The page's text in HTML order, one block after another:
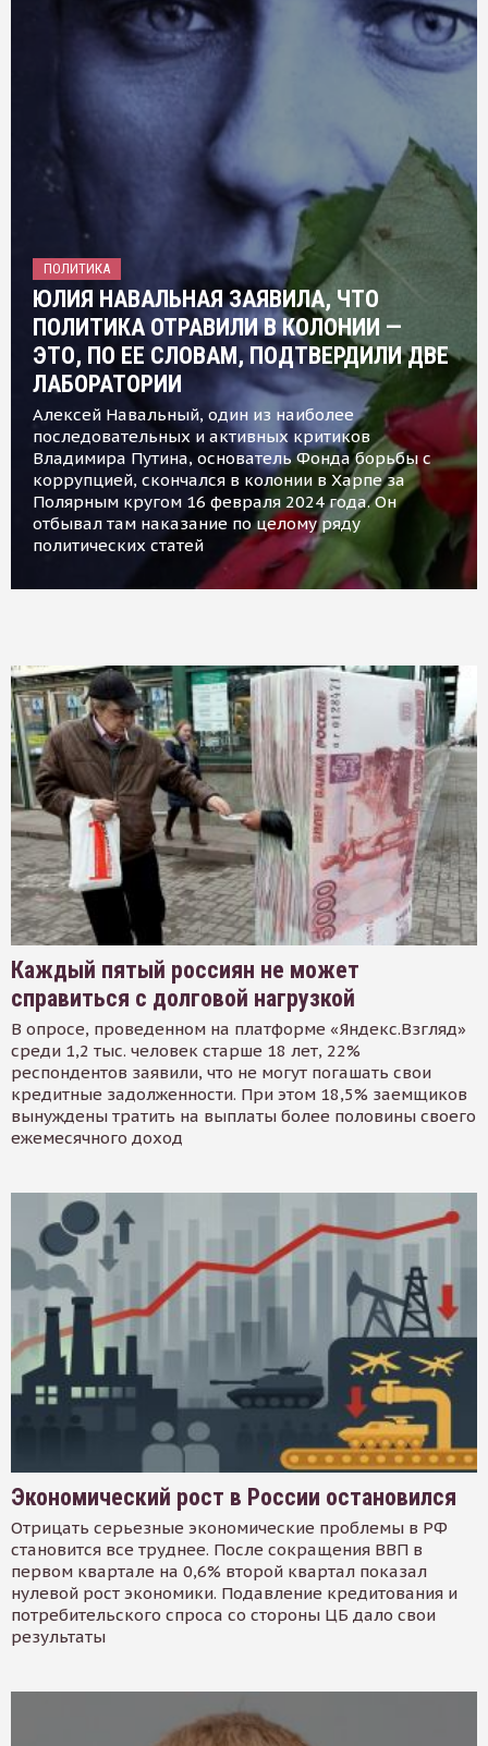
ПОЛИТИКА
ЮЛИЯ НАВАЛЬНАЯ ЗАЯВИЛА, ЧТО
ПОЛИТИКА ОТРАВИЛИ В КОЛОНИИ —
ЭТО, ПО ЕЕ СЛОВАМ, ПОДТВЕРДИЛИ ДВЕ
ЛАБОРАТОРИИ
Алексей Навальный, один из наиболее
последовательных и активных критиков
Владимира Путина, основатель Фонда борьбы с
коррупцией, скончался в колонии в Харпе за
Полярным кругом 16 февраля 2024 года. Он
отбывал там наказание по целому ряду
политических статей
Каждый пятый россиян не может
справиться с долговой нагрузкой
В опросе, проведенном на платформе «Яндекс.Взгляд»
среди 1,2 тыс. человек старше 18 лет, 22%
респондентов заявили, что не могут погашать свои
кредитные задолженности. При этом 18,5% заемщиков
вынуждены тратить на выплаты более половины своего
ежемесячного доход
Экономический рост в России остановился
Отрицать серьезные экономические проблемы в РФ
становится все труднее. После сокращения ВВП в
первом квартале на 0,6% второй квартал показал
нулевой рост экономики. Подавление кредитования и
потребительского спроса со стороны ЦБ дало свои
результаты